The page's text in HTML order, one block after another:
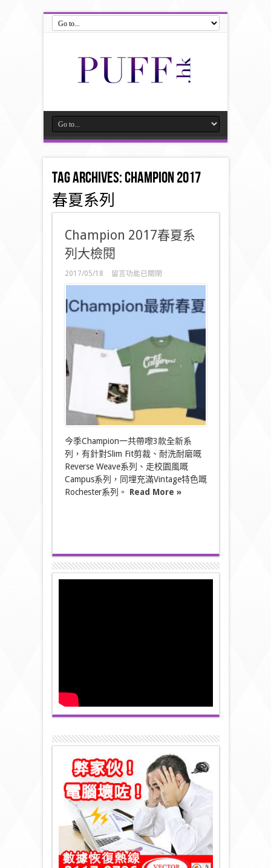
Tag Archives:Champion 2017
春夏系列
Champion 2017春夏系
列大檢閱
2017/05/18
在
〈Champion
春
夏
檢
閱〉
留言功能已關閉
今季Champion一共帶嚟3款全新系
列，有針對Slim Fit剪裁、耐洗耐磨嘅
Reverse Weave系列、走校園風嘅
Campus系列，同埋充滿Vintage特色嘅
Rochester系列。 Read More »